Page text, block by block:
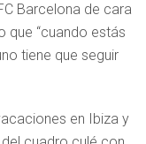
Barcelona de cara
que “cuando estás
tiene que seguir
en Ibiza y